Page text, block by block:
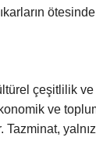
çeşitlilik
ve
Tazminat,